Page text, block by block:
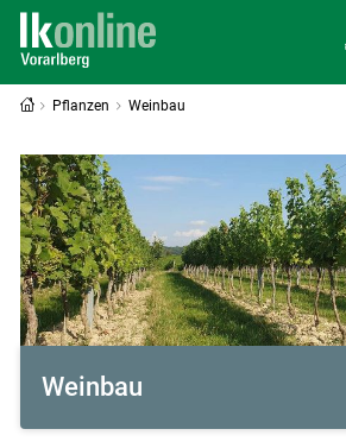
Pflanzen Weinbau
Weinbau
Weinbau